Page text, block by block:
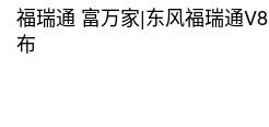
福瑞通 富万家|东风福瑞通
布